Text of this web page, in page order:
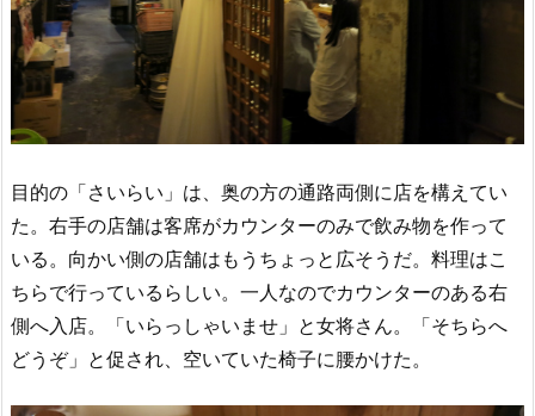
目的の「さいらい」は、奥の方の通路両側に店を構えてい
た。右手の店舗は客席がカウンターのみで飲み物を作って
いる。向かい側の店舗はもうちょっと広そうだ。料理はこ
ちらで行っているらしい。一人なのでカウンターのある右
側へ入店。「いらっしゃいませ」と女将さん。「そちらへ
どうぞ」と促され、空いていた椅子に腰かけた。